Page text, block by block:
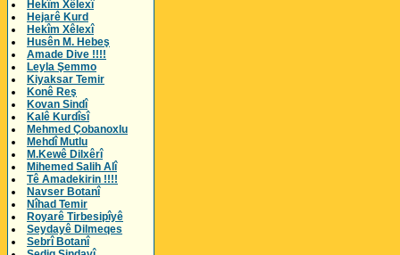
Hekîm Xêlexî
Hejarê Kurd
Hekîm Xêlexî
Husên M. Hebeş
Amade Dive !!!!
Leyla Şemmo
Kiyaksar Temir
Konê Reş
Kovan Sindî
Kalê Kurdîsî
Mehmed Çobanoxlu
Mehdî Mutlu
M.Kewê Dilxêrî
Mihemed Salih Alî
Tê Amadekirin !!!!
Navser Botanî
Nîhad Temir
Royarê Tirbesipîyê
Seydayê Dilmeqes
Sebrî Botanî